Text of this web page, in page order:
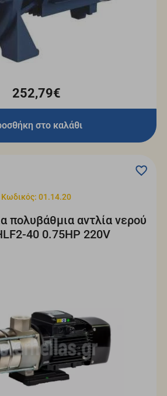
252,79€
στο καλάθι
Κωδικός: 01.14.20
πολυβάθμια αντλία νερού
40 0.75HP 220V